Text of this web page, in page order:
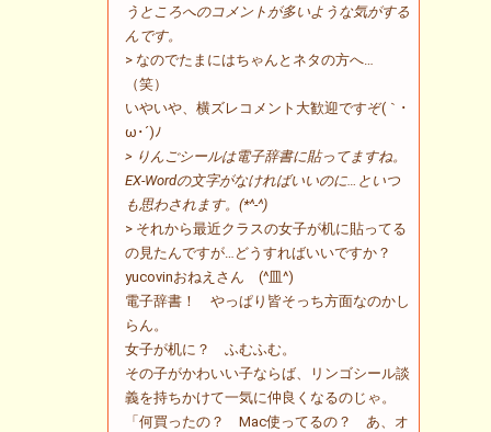
うところへのコメントが多いような気がする
んです。
> なのでたまにはちゃんとネタの方へ…
（笑）
いやいや、横ズレコメント大歓迎ですぞ(｀･
ω･´)ﾉ
> りんごシールは電子辞書に貼ってますね。
EX-Wordの文字がなければいいのに…といつ
も思わされます。(*^-^)
> それから最近クラスの女子が机に貼ってる
の見たんですが…どうすればいいですか？
yucovinおねえさん (^皿^)
電子辞書！ やっぱり皆そっち方面なのかし
らん。
女子が机に？ ふむふむ。
その子がかわいい子ならば、リンゴシール談
義を持ちかけて一気に仲良くなるのじゃ。
「何買ったの？ Mac使ってるの？ あ、オ